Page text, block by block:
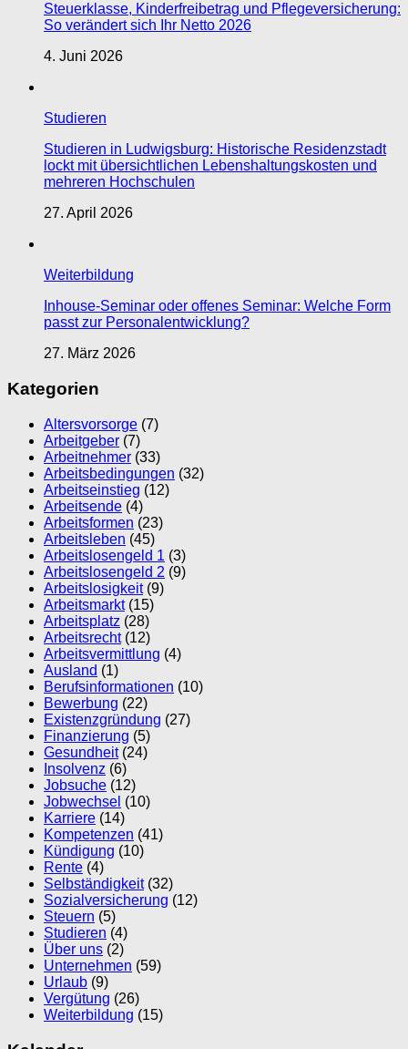
Steuerklasse, Kinderfreibetrag und Pflegeversicherung:
So verändert sich Ihr Netto 2026
4. Juni 2026
Studieren
Studieren in Ludwigsburg: Historische Residenzstadt
lockt mit übersichtlichen Lebenshaltungskosten und
mehreren Hochschulen
27. April 2026
Weiterbildung
Inhouse-Seminar oder offenes Seminar: Welche Form
passt zur Personalentwicklung?
27. März 2026
Kategorien
Altersvorsorge (7)
Arbeitgeber (7)
Arbeitnehmer (33)
Arbeitsbedingungen (32)
Arbeitseinstieg (12)
Arbeitsende (4)
Arbeitsformen (23)
Arbeitsleben (45)
Arbeitslosengeld 1 (3)
Arbeitslosengeld 2 (9)
Arbeitslosigkeit(9)
Arbeitsmarkt(15)
Arbeitsplatz (28)
Arbeitsrecht(12)
Arbeitsvermittlung (4)
Ausland (1)
Berufsinformationen (10)
Bewerbung (22)
Existenzgründung (27)
Finanzierung (5)
Gesundheit(24)
Insolvenz (6)
Jobsuche (12)
Jobwechsel (10)
Karriere (14)
Kompetenzen (41)
Kündigung (10)
Rente (4)
Selbständigkeit(32)
Sozialversicherung (12)
Steuern (5)
Studieren (4)
Über uns (2)
Unternehmen (59)
Urlaub (9)
Vergütung (26)
Weiterbildung (15)